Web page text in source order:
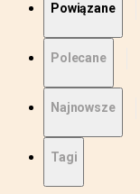
Powiązane
Polecane
Najnowsze
Tagi